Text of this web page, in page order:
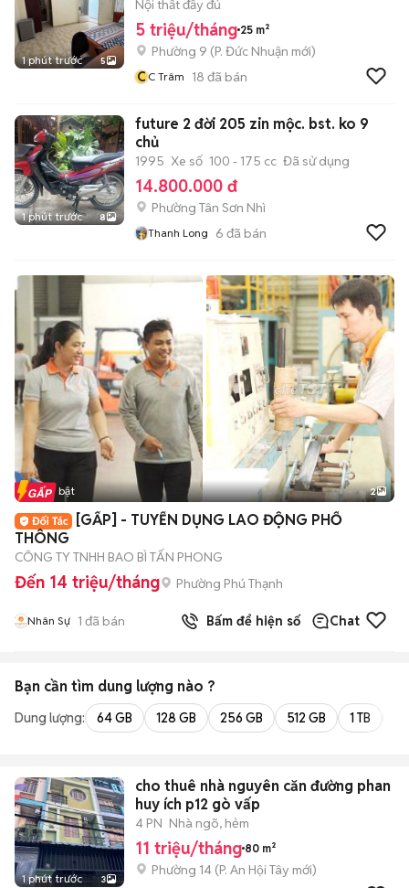
1 phút trước 5
Nội thất đầy đủ
5 triệu/tháng 25 m²
Phường 9 (P. Đức Nhuận mới)
CC Trâm 18 đã bán
1 phút trước 8
future 2 đời 205 zin mộc. bst. ko 9
chủ
1995 Xe số 100 - 175 cc Đã sử dụng
14.800.000 đ
Phường Tân Sơn Nhì
Thanh Long 6 đã bán
Tin nổi bật 2
[GẤP] - TUYỂN DỤNG LAO ĐỘNG PHỔ
THÔNG
CÔNG TY TNHH BAO BÌ TẤN PHONG
Đến 14 triệu/tháng Phường Phú Thạnh
Nhân Sự 1 đã bán Bấm để hiện số Chat
Bạn cần tìm dung lượng nào ?
Dung lượng: 64 GB 128 GB 256 GB 512 GB 1 TB
1 phút trước 3
cho thuê nhà nguyên căn đường phan
huy ích p12 gò vấp
4 PN Nhà ngõ, hẻm
11 triệu/tháng 80 m²
Phường 14 (P. An Hội Tây mới)